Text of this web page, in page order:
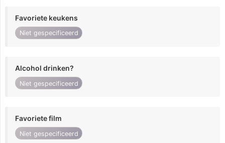
Favoriete keukens
Niet gespecificeerd
Alcohol drinken?
Niet gespecificeerd
Favoriete film
Niet gespecificeerd